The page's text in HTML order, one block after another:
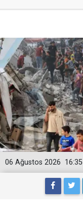
16:35
06 Ağustos 2026